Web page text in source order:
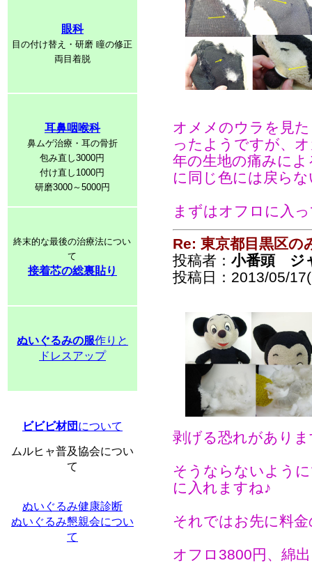
眼科
目の付け替え・研磨 瞳の修正
両目着脱
耳鼻咽喉科
鼻ムゲ治療・耳の骨折
包み直し3000円
付け直し1000円
研磨3000～5000円
終末的な最後の治療法につい
て
接着芯の総裏貼り
ぬいぐるみの服作りと
ドレスアップ
ビビビ材団 について
ムルヒャ普及協会につい
て
ぬいぐるみ健康診断
ぬいぐるみ懇親会につい
て
オメメのウラを見
ったようですが、
年の生地の痛みに
に同じ色には戻ら
まずはオフロに入
Re: 東京都目黒区の
投稿者： 小番頭 ジ
投稿日：2013/05/
剥げる恐れがあり
そうならないよう
に入れますね♪
それではお先に料
オフロ3800円、綿